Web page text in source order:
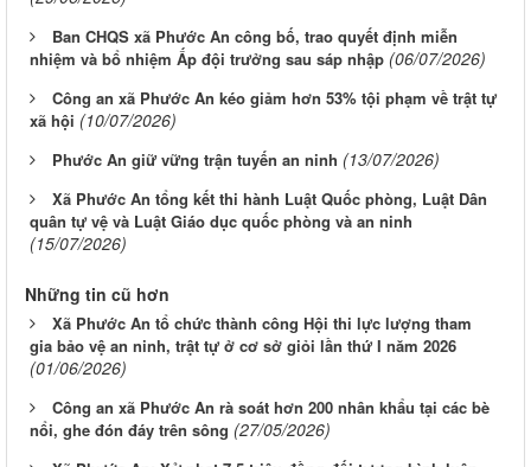
Ban CHQS xã Phước An công bố, trao quyết định miễn
nhiệm và bổ nhiệm Ấp đội trưởng sau sáp nhập (06/07/2026)
Công an xã Phước An kéo giảm hơn 53% tội phạm về trật tự
xã hội (10/07/2026)
Phước An giữ vững trận tuyến an ninh (13/07/2026)
Xã Phước An tổng kết thi hành Luật Quốc phòng, Luật Dân
quân tự vệ và Luật Giáo dục quốc phòng và an ninh
(15/07/2026)
Những tin cũ hơn
Xã Phước An tổ chức thành công Hội thi lực lượng tham
gia bảo vệ an ninh, trật tự ở cơ sở giỏi lần thứ I năm 2026
(01/06/2026)
Công an xã Phước An rà soát hơn 200 nhân khẩu tại các bè
nổi, ghe đón đáy trên sông (27/05/2026)